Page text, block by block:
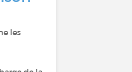
les